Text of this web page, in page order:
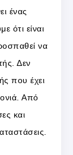
ένας
ότι είναι
να
Δεν
που έχει
Από
και